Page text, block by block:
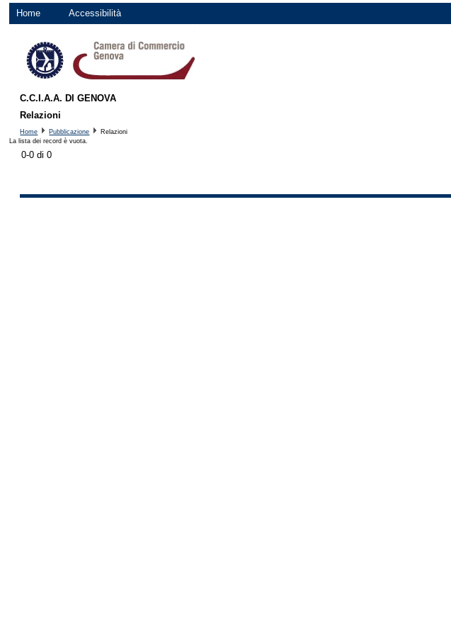
Home Accessibilità
C.C.I.A.A. DI GENOVA
Relazioni
Home Pubblicazione
Relazioni
La lista dei record è vuota.
0-0 di 0